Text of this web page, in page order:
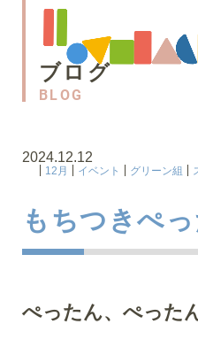
ブログ
BLOG
2024.12.12
12月 イベント グリーン組
もちつきぺ
ぺったん、ぺっ